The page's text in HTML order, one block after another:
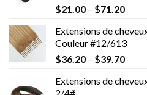
$21.00 – $71.20
Extensions de
Couleur #12/613
$36.20 – $39.70
Extensions de